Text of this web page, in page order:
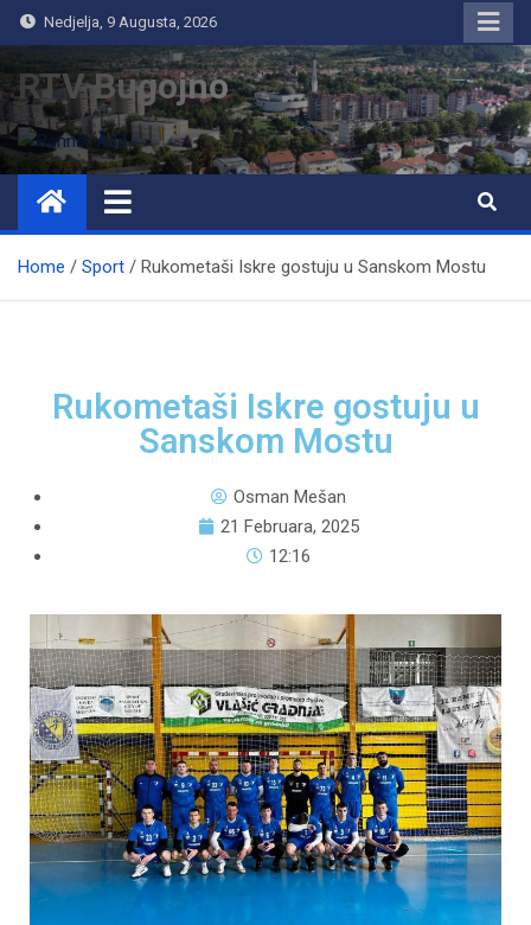
Nedjelja, 9 Augusta, 2026
RTV Bugojno
Home Sport Rukometaši Iskre gostuju u Sanskom Mostu
Rukometaši Iskre gostuju u
Sanskom Mostu
Osman Mešan
21 Februara, 2025
12:16